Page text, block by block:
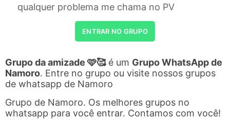
qualquer problema me chama no PV
ENTRAR NO GRUPO
Grupo da amizade 🩷🥰é um Grupo WhatsApp de
Namoro. Entre no grupo ou visite nossos grupos
de whatsapp de Namoro
Grupo de Namoro. Os melhores grupos no
whatsapp para você entrar. Contamos com você!